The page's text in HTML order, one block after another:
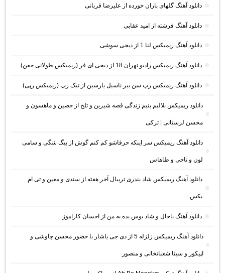
دانلود آهنگ گلهای باران خورده از علیرضا قربانی
دانلود آهنگ فرشته از امید عقابی
دانلود آهنگ ریمیکس لنا 1 از دیجی سوشی
دانلود آهنگ ریمیکس رادیو تهران 18 از دیجی ای فر (ریمیکس طولانی خفن)
دانلود آهنگ ریمیکس رپ سن بیر ناسیل یارسین از تیک رپ (ریمیکس رپی)
دانلود ریمیکس بلالیم بنیم زندگی قصه شیرین و تلخ از حصین و ماهسون و
محسن لرستانی | ترکی
دانلود آهنگ ریمیکس سر اینکه حرفاشو کم کنم گوش از بیگ شگی و سامی
لون و ناجی و طاهاس
دانلود آهنگ ریمیکس شاد بندری تریبال آخر هفته از سندی و معین و تی ام
بکس
دانلود آهنگ باحال و شاد بوس بده به من از احسان کاراموز
دانلود آهنگ ریمیکس زلزله 5 از دی جی یاشار با حضور محسن چاوشی و
اپیکور و سینا شعبانخانی و منصور